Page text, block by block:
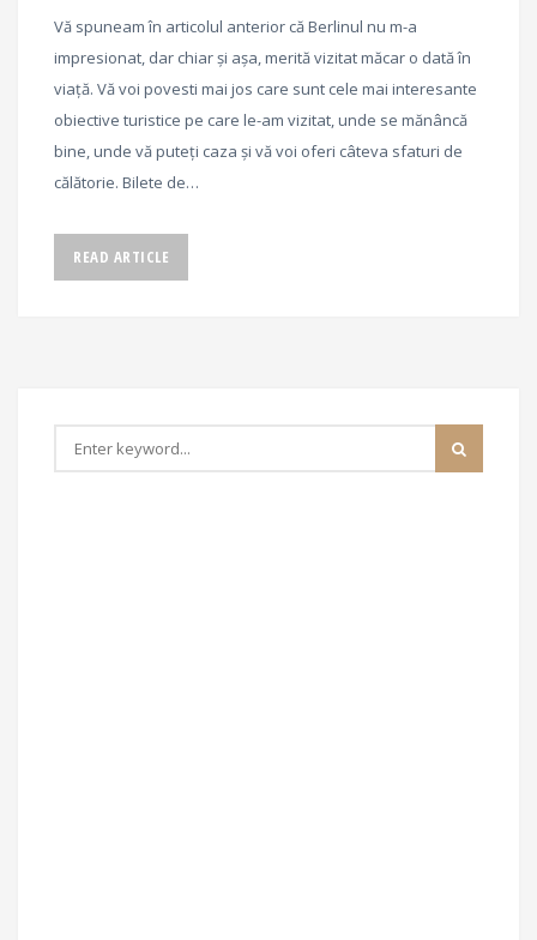
Vă spuneam în articolul anterior că Berlinul nu m-a
impresionat, dar chiar și așa, merită vizitat măcar o dată în
viață. Vă voi povesti mai jos care sunt cele mai interesante
obiective turistice pe care le-am vizitat, unde se mănâncă
bine, unde vă puteți caza și vă voi oferi câteva sfaturi de
călătorie. Bilete de…
READ ARTICLE